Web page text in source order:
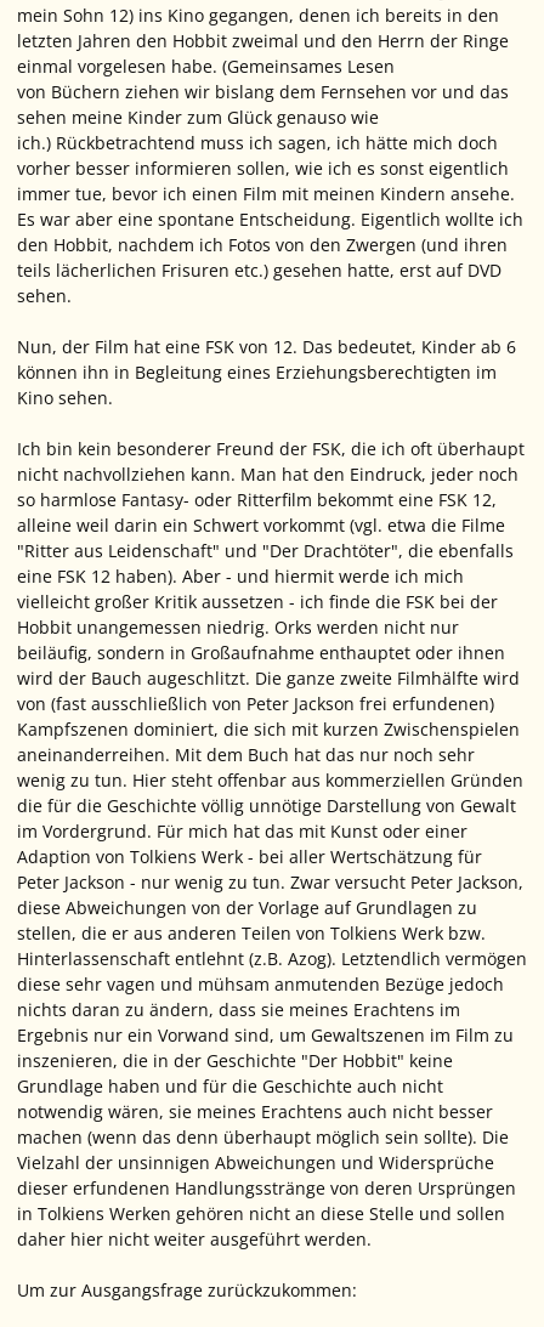
mein Sohn 12) ins Kino gegangen, denen ich bereits in den
letzten Jahren den Hobbit zweimal und den Herrn der Ringe
einmal vorgelesen habe. (Gemeinsames Lesen
von Büchern ziehen wir bislang dem Fernsehen vor und das
sehen meine Kinder zum Glück genauso wie
ich.) Rückbetrachtend muss ich sagen, ich hätte mich doch
vorher besser informieren sollen, wie ich es sonst eigentlich
immer tue, bevor ich einen Film mit meinen Kindern ansehe.
Es war aber eine spontane Entscheidung. Eigentlich wollte ich
den Hobbit, nachdem ich Fotos von den Zwergen (und ihren
teils lächerlichen Frisuren etc.) gesehen hatte, erst auf DVD
sehen.
Nun, der Film hat eine FSK von 12. Das bedeutet, Kinder ab 6
können ihn in Begleitung eines Erziehungsberechtigten im
Kino sehen.
Ich bin kein besonderer Freund der FSK, die ich oft überhaupt
nicht nachvollziehen kann. Man hat den Eindruck, jeder noch
so harmlose Fantasy- oder Ritterfilm bekommt eine FSK 12,
alleine weil darin ein Schwert vorkommt (vgl. etwa die Filme
"Ritter aus Leidenschaft" und "Der Drachtöter", die ebenfalls
eine FSK 12 haben). Aber - und hiermit werde ich mich
vielleicht großer Kritik aussetzen - ich finde die FSK bei der
Hobbit unangemessen niedrig. Orks werden nicht nur
beiläufig, sondern in Großaufnahme enthauptet oder ihnen
wird der Bauch augeschlitzt. Die ganze zweite Filmhälfte wird
von (fast ausschließlich von Peter Jackson frei erfundenen)
Kampfszenen dominiert, die sich mit kurzen Zwischenspielen
aneinanderreihen. Mit dem Buch hat das nur noch sehr
wenig zu tun. Hier steht offenbar aus kommerziellen Gründen
die für die Geschichte völlig unnötige Darstellung von Gewalt
im Vordergrund. Für mich hat das mit Kunst oder einer
Adaption von Tolkiens Werk - bei aller Wertschätzung für
Peter Jackson - nur wenig zu tun. Zwar versucht Peter Jackson,
diese Abweichungen von der Vorlage auf Grundlagen zu
stellen, die er aus anderen Teilen von Tolkiens Werk bzw.
Hinterlassenschaft entlehnt (z.B. Azog). Letztendlich vermögen
diese sehr vagen und mühsam anmutenden Bezüge jedoch
nichts daran zu ändern, dass sie meines Erachtens im
Ergebnis nur ein Vorwand sind, um Gewaltszenen im Film zu
inszenieren, die in der Geschichte "Der Hobbit" keine
Grundlage haben und für die Geschichte auch nicht
notwendig wären, sie meines Erachtens auch nicht besser
machen (wenn das denn überhaupt möglich sein sollte). Die
Vielzahl der unsinnigen Abweichungen und Widersprüche
dieser erfundenen Handlungsstränge von deren Ursprüngen
in Tolkiens Werken gehören nicht an diese Stelle und sollen
daher hier nicht weiter ausgeführt werden.
Um zur Ausgangsfrage zurückzukommen: